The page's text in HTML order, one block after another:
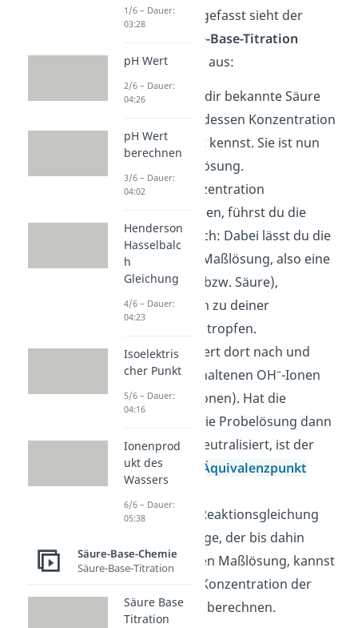
Kurz zusammengefasst sieht der
Ablauf der Säure-Base-Titration
folgendermaßen aus:
Du hast eine dir bekannte Säure
(oder Base), dessen Konzentration
du aber nicht kennst. Sie ist nun
deine Probelösung.
Um ihre Konzentration
herauszufinden, führst du die
Titration durch: Dabei lässt du die
sogenannte Maßlösung, also eine
starke Base (bzw. Säure),
kontinuierlich zu deiner
Probelösung tropfen.
Sie neutralisiert dort nach und
nach die enthaltenen OH–-Ionen
(bzw. H3
-Ionen). Hat die
Maßlösung die Probelösung dann
vollständig neutralisiert, ist der
sogenannte
Äquivalenzpunkt
Mithilfe der Reaktionsgleichung
und der Menge, der bis dahin
hinzugefügten Maßlösung, kannst
du dann die Konzentration der
Probelösung berechnen.
1/6 – Dauer:
03:28
pH Wert
2/6 – Dauer:
04:26
pH Wert
berechnen
3/6 – Dauer:
04:02
Henderson
Hasselbalc
h
Gleichung
4/6 – Dauer:
04:23
Isoelektris
cher Punkt
5/6 – Dauer:
04:16
Ionenprod
ukt des
Wassers
6/6 – Dauer:
05:38
Säure-Base-Chemie
Säure-Base-Titration
Säure Base
Titration